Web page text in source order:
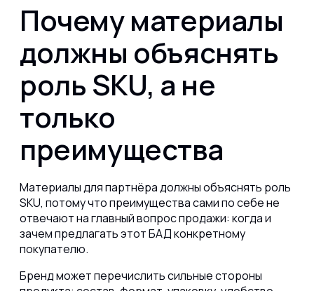
Почему материалы
должны объяснять
роль SKU, а не
только
преимущества
Материалы для партнёра должны объяснять роль
SKU, потому что преимущества сами по себе не
отвечают на главный вопрос продажи: когда и
зачем предлагать этот БАД конкретному
покупателю.
Бренд может перечислить сильные стороны